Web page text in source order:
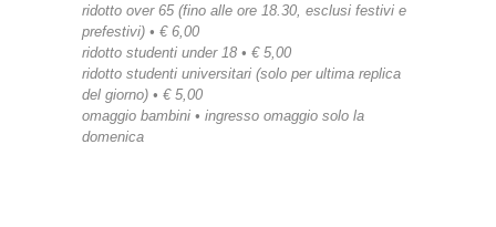
ridotto over 65 (fino alle ore 18.30, esclusi festivi e
prefestivi) • € 6,00
ridotto studenti under 18 • € 5,00
ridotto studenti universitari (solo per ultima replica
del giorno) • € 5,00
omaggio bambini • ingresso omaggio solo la
domenica